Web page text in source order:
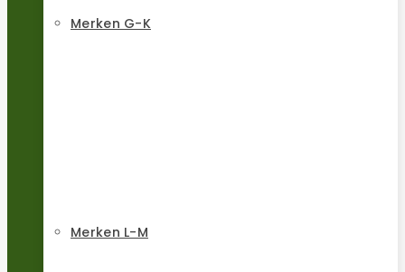
Merken G-K
Merken L-M